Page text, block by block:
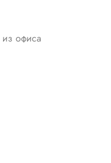
из офиса